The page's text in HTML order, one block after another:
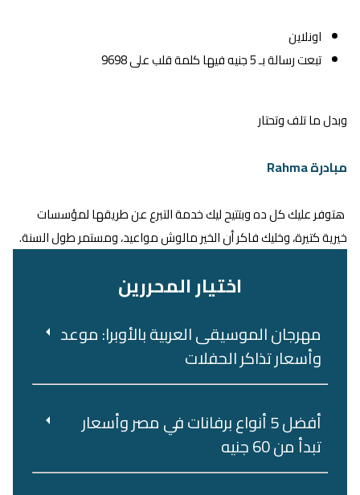
اونلاين
تبعت رسالة بـ 5 جنيه فيها كلمة قلب على 9698
وبدل ما تلف وتحتار
مبادرة Rahma
هتوفر عليك كل ده وبتتيح ليك خدمة التبرع عن طريقها لمؤسسات
خيرية كتيرة، وخليك فاكر أن الخير مالوش مواعيد، ومستمر طول السنة.
اختيار المحررين
مهرجان الموسيقى العربية بالأوبرا: موعد
وأسعار تذاكر الحفلات
أفضل 5 أنواع برفانات في مصر وأسعار
تبدأ من 60 جنيه